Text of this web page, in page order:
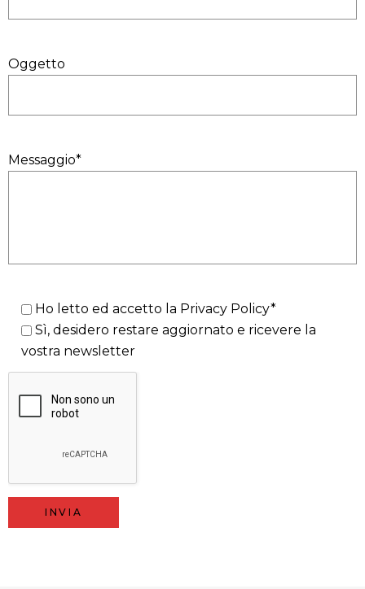
Oggetto
Messaggio*
Ho letto ed accetto la Privacy Policy*
Sì, desidero restare aggiornato e ricevere la
vostra newsletter